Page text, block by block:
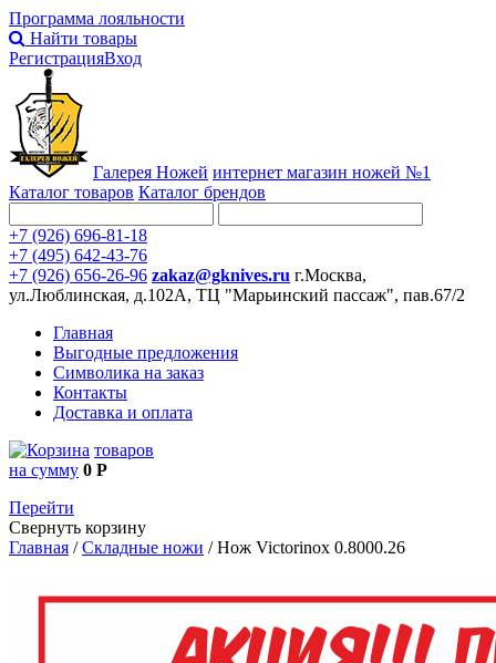
Программа лояльности
Найти товары
РегистрацияВход
Галерея Ножей интернет магазин ножей №1
Каталог товаров Каталог брендов
+7 (926) 696-81-18
+7 (495) 642-43-76
+7 (926) 656-26-96 zakaz@gknives.ru г.Москва,
ул.Люблинская, д.102А, ТЦ "Марьинский пассаж", пав.67/2
Главная
Выгодные предложения
Символика на заказ
Контакты
Доставка и оплата
товаров
на сумму 0 Р
Перейти
Свернуть корзину
Главная /Складные ножи /Нож Victorinox 0.8000.26